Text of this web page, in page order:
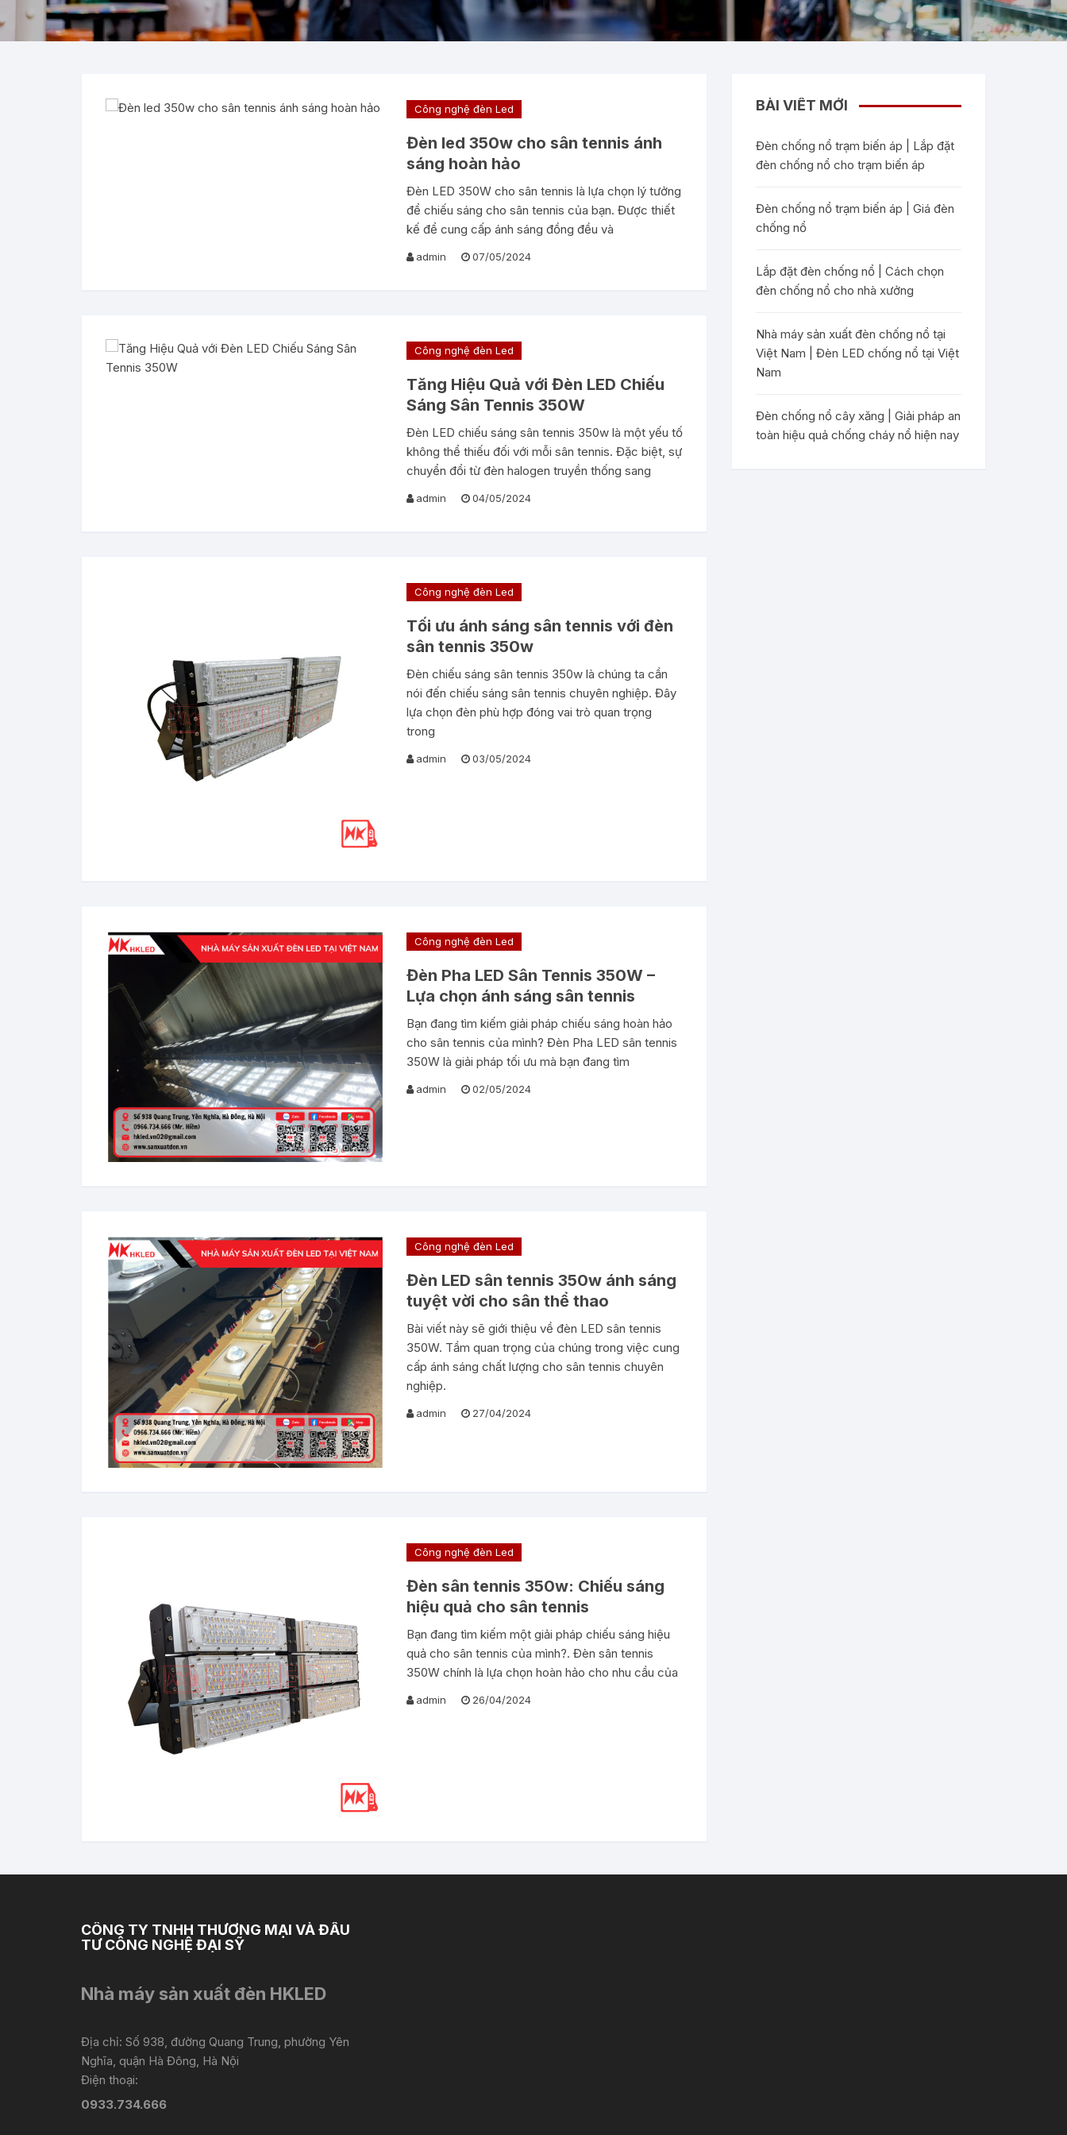
Công nghệ đèn Led
Đèn led 350w cho sân tennis ánh
sáng hoàn hảo
Đèn LED 350W cho sân tennis là lựa chọn lý tưởng
để chiếu sáng cho sân tennis của bạn. Được thiết
kế để cung cấp ánh sáng đồng đều và
admin 07/05/2024
Công nghệ đèn Led
Tăng Hiệu Quả với Đèn LED Chiếu
Sáng Sân Tennis 350W
Đèn LED chiếu sáng sân tennis 350w là một yếu tố
không thể thiếu đối với mỗi sân tennis. Đặc biệt, sự
chuyển đổi từ đèn halogen truyền thống sang
admin 04/05/2024
Công nghệ đèn Led
Tối ưu ánh sáng sân tennis với đèn
sân tennis 350w
Đèn chiếu sáng sân tennis 350w là chúng ta cần
nói đến chiếu sáng sân tennis chuyên nghiệp. Đây
lựa chọn đèn phù hợp đóng vai trò quan trọng
trong
admin 03/05/2024
Công nghệ đèn Led
Đèn Pha LED Sân Tennis 350W –
Lựa chọn ánh sáng sân tennis
Bạn đang tìm kiếm giải pháp chiếu sáng hoàn hảo
cho sân tennis của mình? Đèn Pha LED sân tennis
350W là giải pháp tối ưu mà bạn đang tìm
admin 02/05/2024
Công nghệ đèn Led
Đèn LED sân tennis 350w ánh sáng
tuyệt vời cho sân thể thao
Bài viết này sẽ giới thiệu về đèn LED sân tennis
350W. Tầm quan trọng của chúng trong việc cung
cấp ánh sáng chất lượng cho sân tennis chuyên
nghiệp.
admin 27/04/2024
Công nghệ đèn Led
Đèn sân tennis 350w: Chiếu sáng
hiệu quả cho sân tennis
Bạn đang tìm kiếm một giải pháp chiếu sáng hiệu
quả cho sân tennis của mình?. Đèn sân tennis
350W chính là lựa chọn hoàn hảo cho nhu cầu của
admin 26/04/2024
BÀI VIẾT MỚI
Đèn chống nổ trạm biến áp | Lắp đặt
đèn chống nổ cho trạm biến áp
Đèn chống nổ trạm biến áp | Giá đèn
chống nổ
Lắp đặt đèn chống nổ | Cách chọn
đèn chống nổ cho nhà xưởng
Nhà máy sản xuất đèn chống nổ tại
Việt Nam | Đèn LED chống nổ tại Việt
Nam
Đèn chống nổ cây xăng | Giải pháp an
toàn hiệu quả chống cháy nổ hiện nay
CÔNG TY TNHH THƯƠNG MẠI VÀ ĐẦU
TƯ CÔNG NGHỆ ĐẠI SỸ
Nhà máy sản xuất đèn HKLED
Địa chỉ: Số 938, đường Quang Trung, phường Yên
Nghĩa, quận Hà Đông, Hà Nội
Điện thoại:
0933.734.666